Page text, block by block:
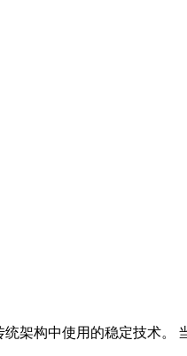
架构中使用的稳定技术。